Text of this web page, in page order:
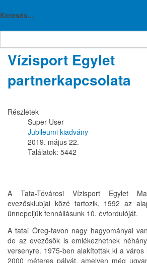
Keresés...
A Wormsi Blau-Weiss
Vízisport Egylet
partnerkapcsolata
Részletek
Super User
Jubileumi kiadvány
2019. május 22.
Találatok: 5442
A Tata-Tóvárosi Vízisport Egylet
evezősklubjai közé tartozik, 1992 az
ünnepeljük fennállásunk 10. évfordulóját.
A tatai Öreg-tavon nagy hagyományai
de az evezősök is emlékezhetnek
versenyre. 1975-ben alakítottak ki a
2000 méteres pályát, amelyen még